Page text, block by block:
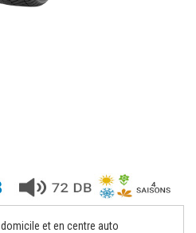
domicile et en centre auto